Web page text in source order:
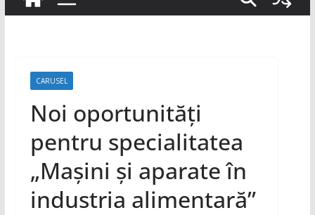
CARUSEL
Noi oportunități
pentru specialitatea
„Mașini și aparate în
industria alimentară”